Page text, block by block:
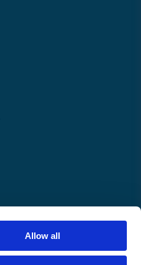
Allow all